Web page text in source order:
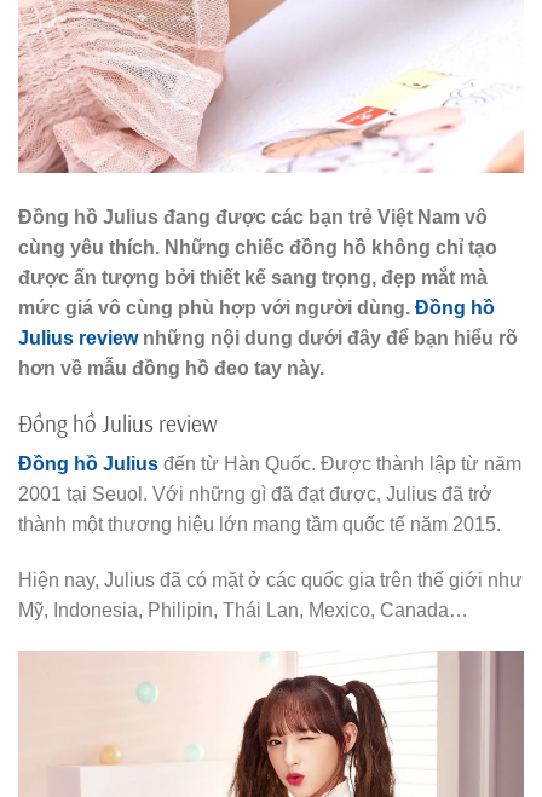
Đồng hồ Julius đang được các bạn trẻ Việt Nam vô
cùng yêu thích. Những chiếc đồng hồ không chỉ tạo
được ấn tượng bởi thiết kế sang trọng, đẹp mắt mà
mức giá vô cùng phù hợp với người dùng. Đồng hồ
Julius reviewnhững nội dung dưới đây để bạn hiểu rõ
hơn về mẫu đồng hồ đeo tay này.
Đồng hồ Julius review
Đồng hồ Julius đến từ Hàn Quốc. Được thành lập từ năm
2001 tại Seuol. Với những gì đã đạt được, Julius đã trở
thành một thương hiệu lớn mang tầm quốc tế năm 2015.
Hiện nay, Julius đã có mặt ở các quốc gia trên thế giới như
Mỹ, Indonesia, Philipin, Thái Lan, Mexico, Canada…